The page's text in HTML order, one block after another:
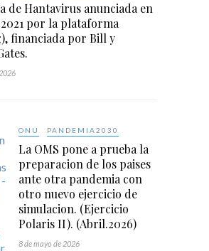
de Hantavirus anunciada en
por la plataforma
financiada por Bill y
ONU PANDEMIA2030
La OMS pone a prueba la
preparacion de los paises
ante otra pandemia con
otro nuevo ejercicio de
simulacion. (Ejercicio
Polaris II). (Abril.2026)
8 de mayo de 2026